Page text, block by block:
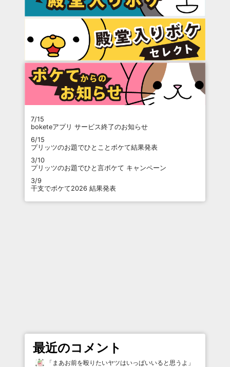
7/15
boketeアプリ サービス終了のお知らせ
6/15
プリッツのお題でひとことボケて結果発表
3/10
プリッツのお題でひと言ボケて キャンペーン
3/9
干支でボケて2026 結果発表
最近のコメント
「 まあお前を殴りたいヤツはいっぱいいると思うよ 」